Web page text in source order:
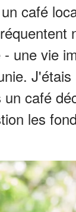
café
une vie
café
les